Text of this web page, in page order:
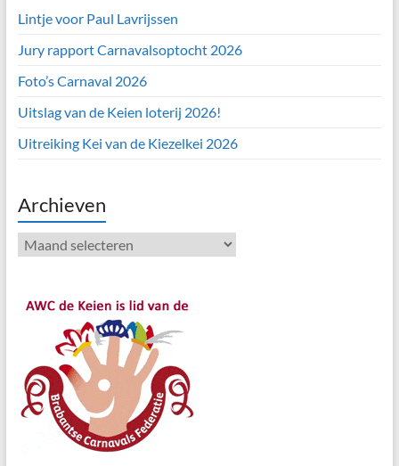
Lintje voor Paul Lavrijssen
Jury rapport Carnavalsoptocht 2026
Foto’s Carnaval 2026
Uitslag van de Keien loterij 2026!
Uitreiking Kei van de Kiezelkei 2026
Archieven
Archieven